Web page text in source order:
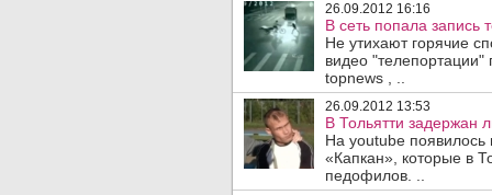
26.09.2012 16:16
В сеть попала запись
Не утихают горячие
видео
topnews , ..
26.09.2012 13:53
В Тольятти задержан
На youtube появилось
«Капкан», которые в
педофилов. ..